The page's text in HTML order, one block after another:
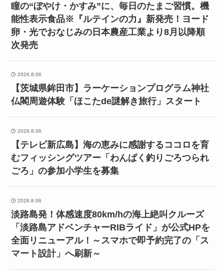
瞳の“ぼやけ・かすみ”に、毎日のたまご習慣。機
能性表示食品※『ルテインの力』新発売！ヨード
卵・光でおなじみの日本農産工業より8月以降順
次発売
2026.8.06
【茨城県鉾田市】ラーケーションプログラム神社
仏閣周遊体験「ほこたde謎解き旅行」スタート
2026.8.06
【テレビ新広島】海の恵みに感謝するココロを育
むフィッシングツアー「わんぱく釣りごろつられ
ごろ」の参加小学生を募集
2026.8.06
淡路島発！体感速度80km/hの海上絶叫クルーズ
「淡路島アドベンチャーRIBライド」が公式HPを
全面リニューアル！～スマホで即予約完了の「ス
マート設計」へ刷新～